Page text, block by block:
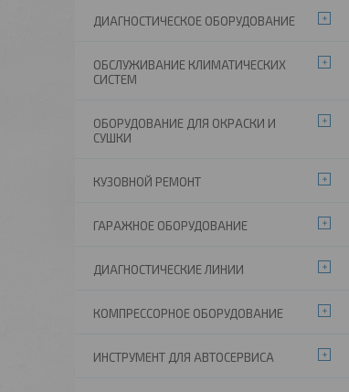
ДИАГНОСТИЧЕСКОЕ ОБОРУДОВАНИЕ
ОБСЛУЖИВАНИЕ КЛИМАТИЧЕСКИХ
СИСТЕМ
ОБОРУДОВАНИЕ ДЛЯ ОКРАСКИ И
СУШКИ
КУЗОВНОЙ РЕМОНТ
ГАРАЖНОЕ ОБОРУДОВАНИЕ
ДИАГНОСТИЧЕСКИЕ ЛИНИИ
КОМПРЕССОРНОЕ ОБОРУДОВАНИЕ
ИНСТРУМЕНТ ДЛЯ АВТОСЕРВИСА